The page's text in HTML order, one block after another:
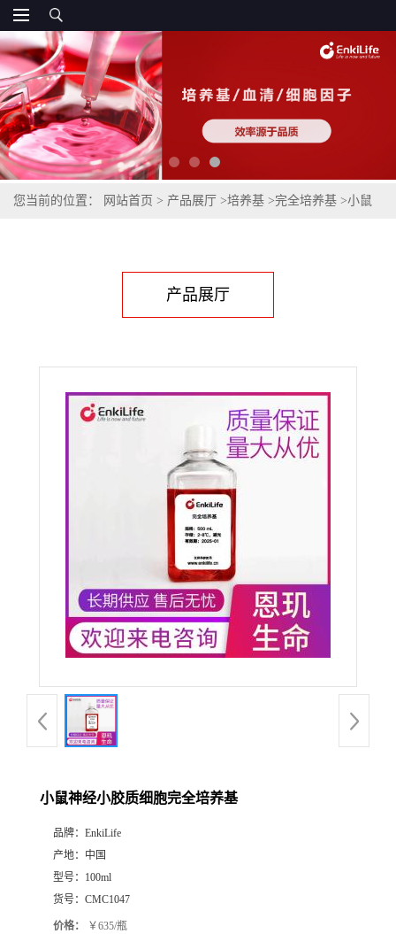
您当前的位置： 网站首页 > 产品展厅 >培养基 >完全培养基 >小鼠
产品展厅
小鼠神经小胶质细胞完全培养基
品牌： EnkiLife
产地： 中国
型号： 100ml
货号： CMC1047
价格： ￥635/瓶